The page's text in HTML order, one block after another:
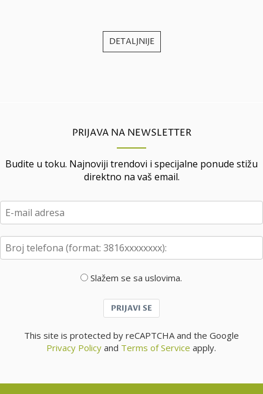
DETALJNIJE
PRIJAVA NA NEWSLETTER
Budite u toku. Najnoviji trendovi i specijalne ponude stižu
direktno na vaš email.
Slažem se sa uslovima.
PRIJAVI SE
This site is protected by reCAPTCHA and the Google
Privacy Policy and Terms of Service apply.